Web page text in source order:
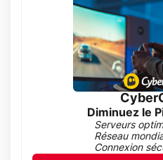
Diminuez le
Serveurs
Réseau
Connexion